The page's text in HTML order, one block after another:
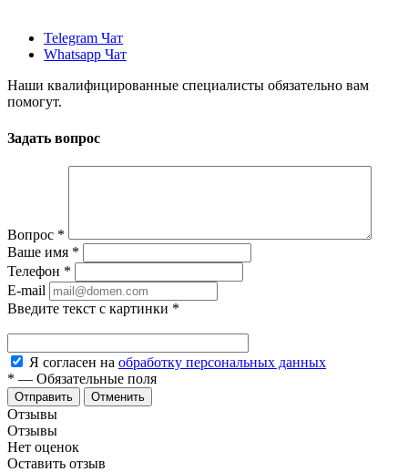
Telegram Чат
Whatsapp Чат
Наши квалифицированные специалисты обязательно вам
помогут.
Задать вопрос
Вопрос *
Ваше имя *
Телефон *
E-mail
Введите текст с картинки *
Я согласен на обработку персональных данных
* — Обязательные поля
Отменить
Отзывы
Отзывы
Нет оценок
Оставить отзыв